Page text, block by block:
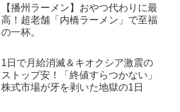
【播州ラーメン】おやつ代わりに最
高！超老舗「内橋ラーメン」で至福
の一杯。
1日で月給消滅＆キオクシア激震の
ストップ安！「終値すらつかない」
株式市場が牙を剥いた地獄の1日